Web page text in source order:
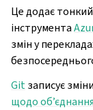
Це додає
інструмента
змін у
Gitзаписує
щодо